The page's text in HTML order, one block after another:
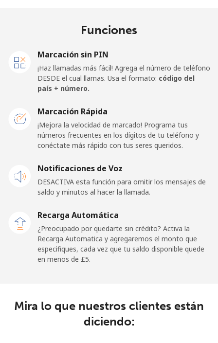
Línea fija ⁦33.9p⁩
⁦33.9p⁩ 14 min por ⁦£5⁩ ⁦11p⁩
Línea fija ⁦24.5p⁩ 20 min por ⁦£5⁩
⁦25.9p⁩ 19 min por ⁦£5⁩
Celular ⁦7.9p⁩ 63 min por ⁦£5⁩ ⁦11p⁩
Funciones
Marcación sin PIN
¡Haz llamadas más fácil! Agrega el número de teléfono
DESDE el cual llamas. Usa el formato: código del
país + número.
Marcación Rápida
¡Mejora la velocidad de marcado! Programa tus
números frecuentes en los dígitos de tu teléfono y
conéctate más rápido con tus seres queridos.
Notificaciones de Voz
DESACTIVA esta función para omitir los mensajes de
saldo y minutos al hacer la llamada.
Recarga Automática
¿Preocupado por quedarte sin crédito? Activa la
Recarga Automatica y agregaremos el monto que
especifiques, cada vez que tu saldo disponible quede
en menos de ⁦£5⁩.
Mira lo que nuestros clientes están
diciendo: